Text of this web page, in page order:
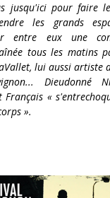
jusqu'ici pour faire
les grands
entre eux une
tous les matins
lui aussi artiste
Dieudonné
Français «
».